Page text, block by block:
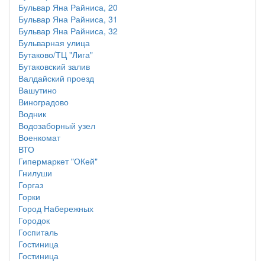
Бульвар Яна Райниса, 20
Бульвар Яна Райниса, 31
Бульвар Яна Райниса, 32
Бульварная улица
Бутаково/ТЦ "Лига"
Бутаковский залив
Валдайский проезд
Вашутино
Виноградово
Водник
Водозаборный узел
Военкомат
ВТО
Гипермаркет "ОКей"
Гнилуши
Горгаз
Горки
Город Набережных
Городок
Госпиталь
Гостиница
Гостиница